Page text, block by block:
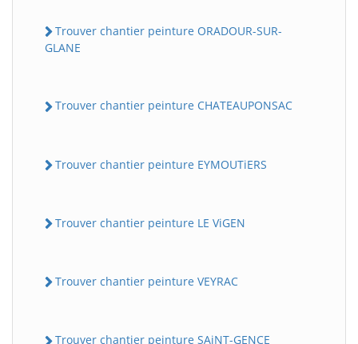
Trouver chantier peinture ORADOUR-SUR-
GLANE
Trouver chantier peinture CHATEAUPONSAC
Trouver chantier peinture EYMOUTiERS
Trouver chantier peinture LE ViGEN
Trouver chantier peinture VEYRAC
Trouver chantier peinture SAiNT-GENCE